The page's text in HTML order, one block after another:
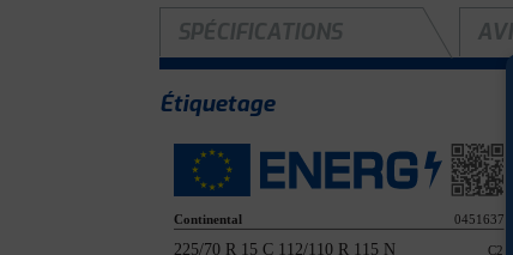
SPÉCIFICATIONS
Étiquetage